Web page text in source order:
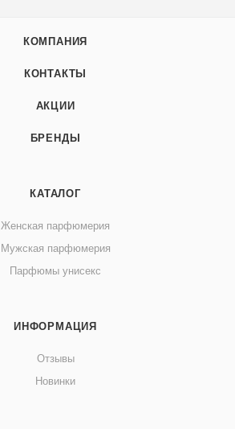
КОМПАНИЯ
КОНТАКТЫ
АКЦИИ
БРЕНДЫ
КАТАЛОГ
Женская парфюмерия
Мужская парфюмерия
Парфюмы унисекс
ИНФОРМАЦИЯ
Отзывы
Новинки